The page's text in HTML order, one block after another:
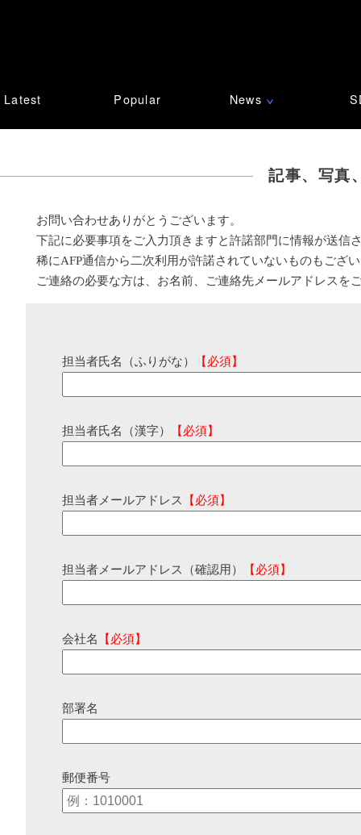
Latest Popular News ∨
記事、写真
お問い合わせありがとうございます。
下記に必要事項をご入力頂きますと許諾部門に情報が送信
稀にAFP通信から二次利用が許諾されていないものもござ
ご連絡の必要な方は、お名前、ご連絡先メールアドレスを
担当者氏名（ふりがな） 【必須】
担当者氏名（漢字） 【必須】
担当者メールアドレス 【必須】
担当者メールアドレス（確認用） 【必須】
会社名 【必須】
部署名
郵便番号